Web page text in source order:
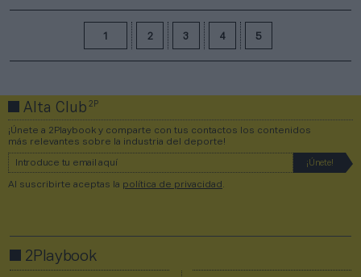
1 2 3 4 5
Alta Club2P
¡Únete a 2Playbook y comparte con tus contactos los contenidos
más relevantes sobre la industria del deporte!
Al suscribirte aceptas la política de privacidad
2Playbook